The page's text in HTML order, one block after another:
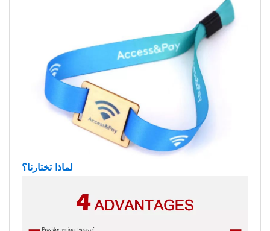
لماذا تختارنا؟